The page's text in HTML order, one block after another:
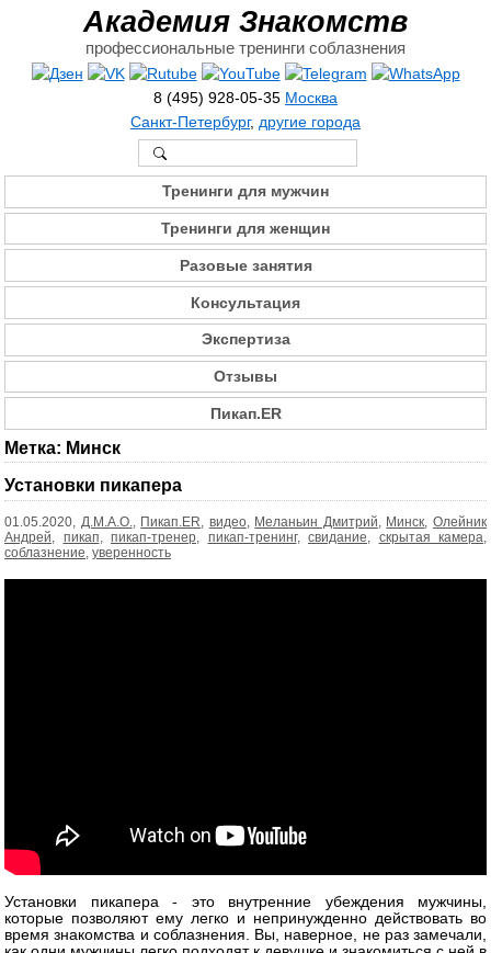
Академия Знакомств
профессиональные тренинги соблазнения
8 (495) 928-05-35 Москва
Санкт-Петербург, другие города
Тренинги для мужчин
Тренинги для женщин
Разовые занятия
Консультация
Экспертиза
Отзывы
Пикап.ER
Метка: Минск
Установки пикапера
01.05.2020, Д.М.А.О. Пикап.ER видео, Меланьин Дмитрий Минск ,Олейник
Андрей
пикап пикап-тренер пикап-тренинг, свидание скрытая камера
соблазнение уверенность
Установки пикапера - это внутренние убеждения мужчины,
которые позволяют ему легко и непринужденно действовать во
время знакомства и соблазнения. Вы, наверное, не раз замечали,